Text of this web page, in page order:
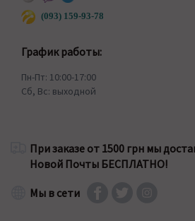
(093) 159-93-78
График работы:
Пн-Пт: 10:00-17:00
Сб, Вс: выходной
При заказе от 1500 грн мы
Новой Почты БЕСПЛАТНО!
Мы в сети